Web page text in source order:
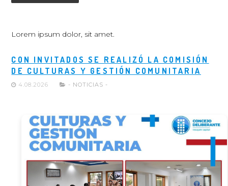
Lorem ipsum dolor, sit amet.
CON INVITADOS SE REALIZÓ LA COMISIÓN
DE CULTURAS Y GESTIÓN COMUNITARIA
4.08.2026 - NOTICIAS -